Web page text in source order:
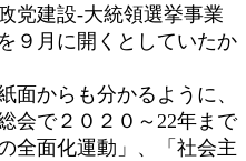
党建設-大統領選挙事業
９月に開くとしていたか
からも分かるように、
会で２０２０～22年まで
全面化運動」、「社会主